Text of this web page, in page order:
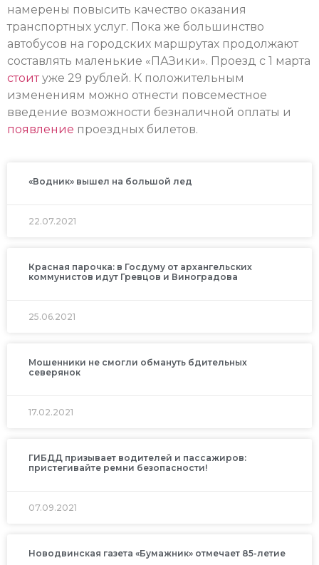
намерены повысить качество оказания
транспортных услуг. Пока же большинство
автобусов на городских маршрутах продолжают
составлять маленькие «ПАЗики». Проезд с 1 марта
стоитуже 29 рублей. К положительным
изменениям можно отнести повсеместное
введение возможности безналичной оплаты и
появление проездных билетов.
«Водник» вышел на большой лед
22.07.2021
Красная парочка: в Госдуму от архангельских
коммунистов идут Гревцов и Виноградова
25.06.2021
Мошенники не смогли обмануть бдительных
северянок
17.02.2021
ГИБДД призывает водителей и пассажиров:
пристегивайте ремни безопасности!
07.09.2021
Новодвинская газета «Бумажник» отмечает 85-летие